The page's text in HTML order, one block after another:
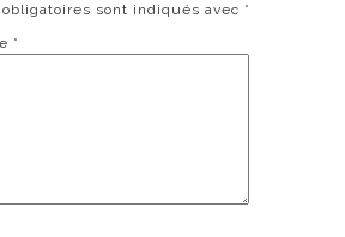
obligatoires sont indiqués avec *
*